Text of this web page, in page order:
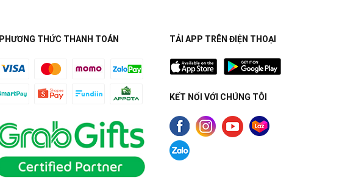
PHƯƠNG THỨC THANH TOÁN TẢI APP TRÊN ĐIỆN THOẠI
KẾT NỐI VỚI CHÚNG TÔI